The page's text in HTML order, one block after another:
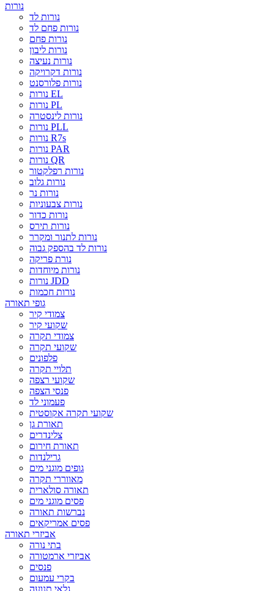
נורות
נורות לד
נורות פחם לד
נורות פחם
נורות ליבון
נורות נעיצה
נורות דקרויקה
נורות פלורסנט
נורות EL
נורות PL
נורות לינסטרה
נורות PLL
נורות R7s
נורות PAR
נורות QR
נורות רפלקטור
נורות גלוב
נורות נר
נורות צבעוניות
נורות כדור
נורות תירס
נורות לתנור ומקרר
נורות לד בהספק גבוה
נורת פריקה
נורות מיוחדות
נורות JDD
נורות חכמות
גופי תאורה
צמודי קיר
שקועי קיר
צמודי תקרה
שקועי תקרה
פלפונים
תלויי תקרה
שקועי רצפה
פנסי הצפה
פעמוני לד
שקועי תקרה אקוסטית
תאורת גן
צלינדרים
תאורת חירום
גרילנדות
גופים מוגני מים
מאווררי תקרה
תאורה סולארית
פסים מוגני מים
נברשות תאורה
פסים אמריקאים
אביזרי תאורה
בתי נורה
אביזרי ארמטורה
פנסים
בקרי עמעום
גלאי תנועה